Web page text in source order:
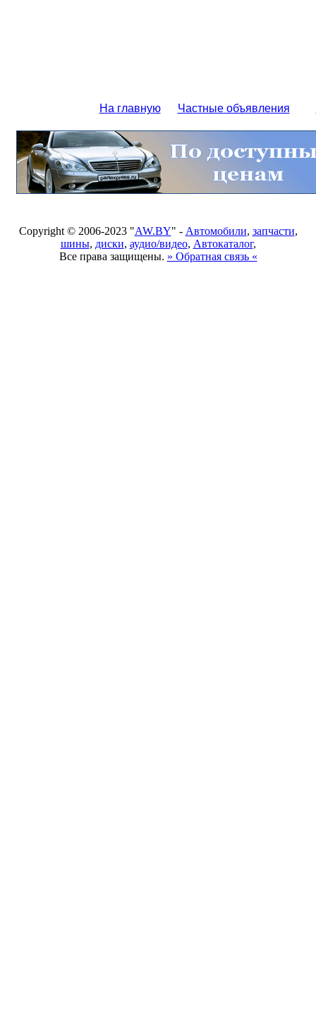
На главную Частные объявления
Copyright © 2006-2023 "AW.BY" - Автомобили, запчасти,
шины, диски, аудио/видео, Автокаталог,
Все права защищены. » Обратная связь «